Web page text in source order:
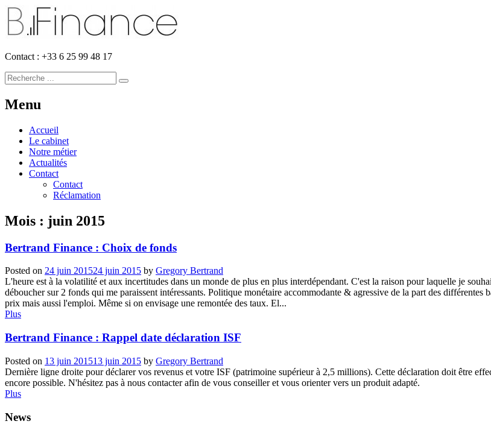
Contact : +33 6 25 99 48 17
Menu
Accueil
Le cabinet
Notre métier
Actualités
Contact
Contact
Réclamation
Mois : juin 2015
Bertrand Finance : Choix de fonds
Posted on 24 juin 201524 juin 2015 by Gregory Bertrand
L'heure est à la volatilité et aux incertitudes dans un monde de plus en plus interdépendant. C'est la raison pour laquelle je
déboucher sur 2 fonds qui me paraissent intéressants. Politique monétaire accommodante & agressive de la part des
prix mais aussi l'emploi. Même si on envisage une remontée des taux. El...
Plus
Bertrand Finance : Rappel date déclaration ISF
Posted on 13 juin 201513 juin 2015 by Gregory Bertrand
Dernière ligne droite pour déclarer vos revenus et votre ISF (patrimoine supérieur à 2,5 millions). Cette déclaration doit être
encore possible. N'hésitez pas à nous contacter afin de vous conseiller et vous orienter vers un produit adapté.
Plus
News